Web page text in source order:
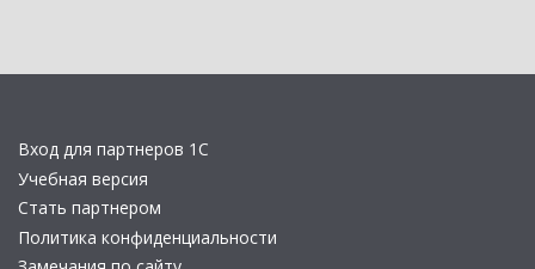
Вход для партнеров 1С
Учебная версия
Стать партнером
Политика конфиденциальности